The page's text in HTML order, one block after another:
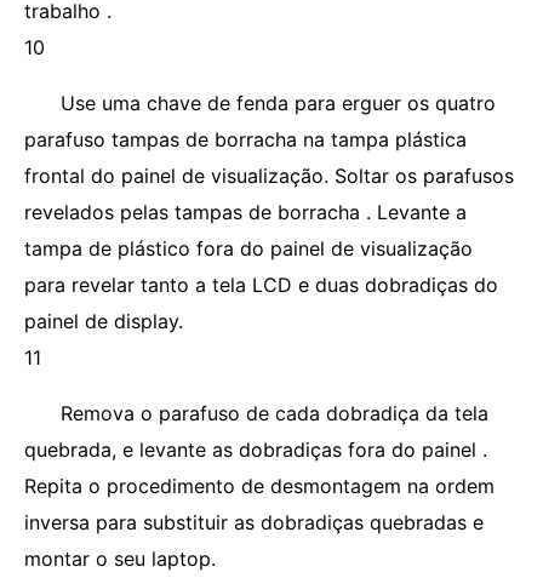
trabalho .
10
Use uma chave de fenda para erguer os quatro
parafuso tampas de borracha na tampa plástica
frontal do painel de visualização. Soltar os parafusos
revelados pelas tampas de borracha . Levante a
tampa de plástico fora do painel de visualização
para revelar tanto a tela LCD e duas dobradiças do
painel de display.
11
Remova o parafuso de cada dobradiça da tela
quebrada, e levante as dobradiças fora do painel .
Repita o procedimento de desmontagem na ordem
inversa para substituir as dobradiças quebradas e
montar o seu laptop.